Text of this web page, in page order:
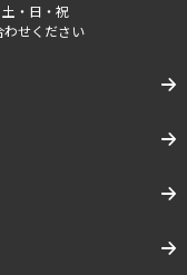
土・日・祝
わせください